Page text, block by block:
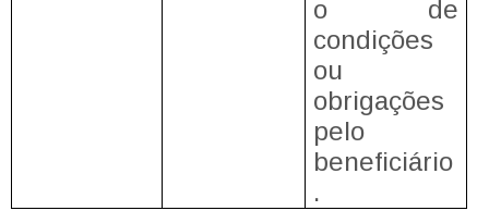
o de
condições
ou
obrigações
pelo
beneficiário
.